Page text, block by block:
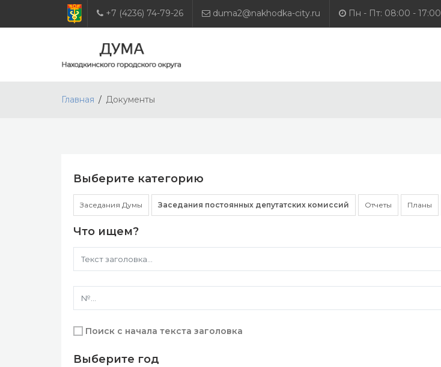
+7 (4236) 74-79-26 duma2@nakhodka-city.ru Пн - Пт: 08:00 - 17:00
Главная Документы
Выберите категорию
Заседания Думы Заседания постоянных депутатских комиссий Отчеты Планы
Что ищем?
Поиск с начала текста заголовка
Выберите год